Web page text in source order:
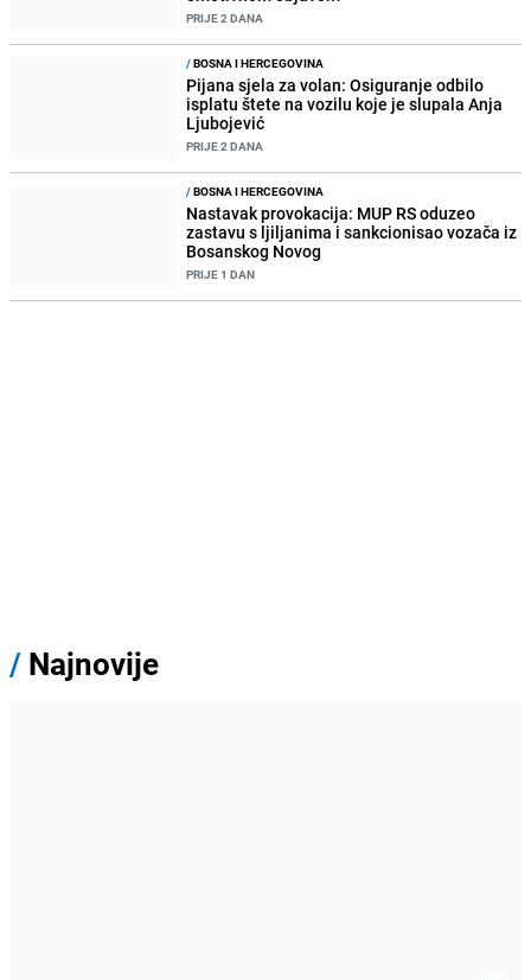
PRIJE 2 DANA
/BOSNA I HERCEGOVINA
Pijana sjela za volan: Osiguranje odbilo
isplatu štete na vozilu koje je slupala Anja
Ljubojević
PRIJE 2 DANA
/BOSNA I HERCEGOVINA
Nastavak provokacija: MUP RS oduzeo
zastavu s ljiljanima i sankcionisao vozača iz
Bosanskog Novog
PRIJE 1 DAN
/ Najnovije